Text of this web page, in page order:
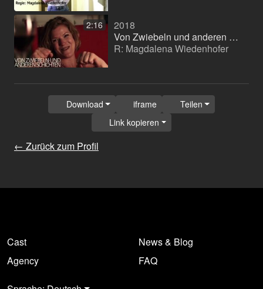
2:16
2018
Von Zwiebeln und anderen Schichten
R: Magdalena Wiedenhofer
← Zurück zum Profil
Download iframe
Teilen
Link kopieren
Cast
Agency
News & Blog
FAQ